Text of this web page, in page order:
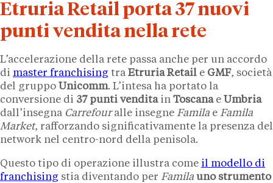
Etruria Retail porta 37 nuovi
punti vendita nella rete
L’accelerazione della rete passa anche per un accordo
di master franchising tra Etruria Retail e GMF, società
del gruppo Unicomm. L’intesa ha portato la
conversione di 37 punti venditain Toscanae Umbria
dall’insegna Carrefouralle insegne Famila e Famila
Market, rafforzando significativamente la presenza del
network nel centro-nord della penisola.
Questo tipo di operazione illustra come il modello di
franchising stia diventando per Famila uno strumento